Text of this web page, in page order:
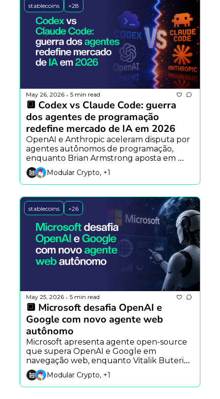
stablecoins +28
May 26, 2026 • 5 min read
🔲 Codex vs Claude Code: guerra
dos agentes de programação
redefine mercado de IA em 2026
OpenAI e Anthropic aceleram disputa por
agentes autônomos de programação,
enquanto Brian Armstrong aposta em
finanças totalmente onchain e Vitalik
Buterin defende IA aplicada à segurança
blockchain.
Modular Crypto, +1
stablecoins +26
May 25, 2026 • 5 min read
🔲 Microsoft desafia OpenAI e
Google com novo agente web
autônomo
Microsoft apresenta agente open-source
que supera OpenAI e Google em
navegação web, enquanto Vitalik Buterin
propõe Ethereum Foundation mais
enxuta e a Argentina testa IA para prever
impactos sociais.
Modular Crypto, +1